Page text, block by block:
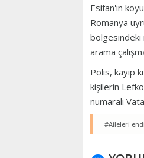
Esifan'ın
Romanya
bölgesindeki
arama
Polis, kayıp
kişilerin
numaralı
#Aileleri